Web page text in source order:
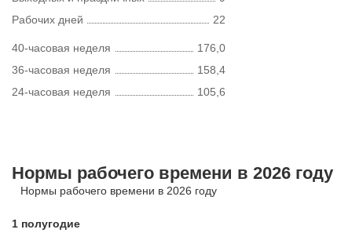
Рабочих дней
22
40-часовая неделя
176,0
36-часовая неделя
158,4
24-часовая неделя
105,6
Нормы рабочего времени в 2026 году
Нормы рабочего времени в 2026 году
1 полугодие